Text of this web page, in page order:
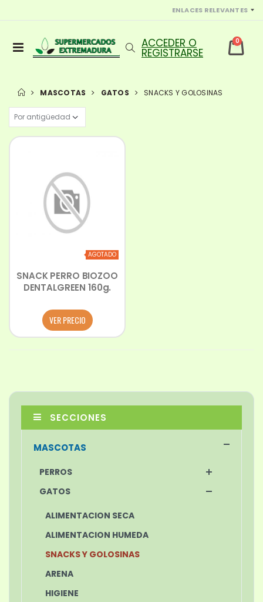
ENLACES RELEVANTES
0
MASCOTAS GATOS SNACKS Y GOLOSINAS
AGOTADO
SNACK PERRO BIOZOO
DENTALGREEN 160g.
VER PRECIO
SECCIONES
MASCOTAS
PERROS
GATOS
ALIMENTACION SECA
ALIMENTACION HUMEDA
SNACKS Y GOLOSINAS
ARENA
HIGIENE